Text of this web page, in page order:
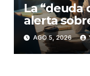
La “deuda
alerta
dormir mal
mental
AGO 5, 2026